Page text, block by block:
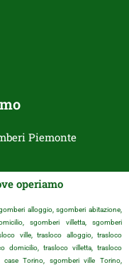
Piemonte
operiamo
alloggio, sgomberi abitazione,
sgomberi villetta, sgomberi
ville, trasloco alloggio, trasloco
domicilio, trasloco villetta, trasloco
case Torino, sgomberi ville Torino,